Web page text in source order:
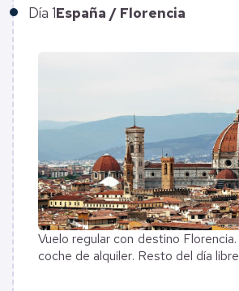
Día 1España / Florencia
Vuelo regular con destino
coche de alquiler. Resto del día